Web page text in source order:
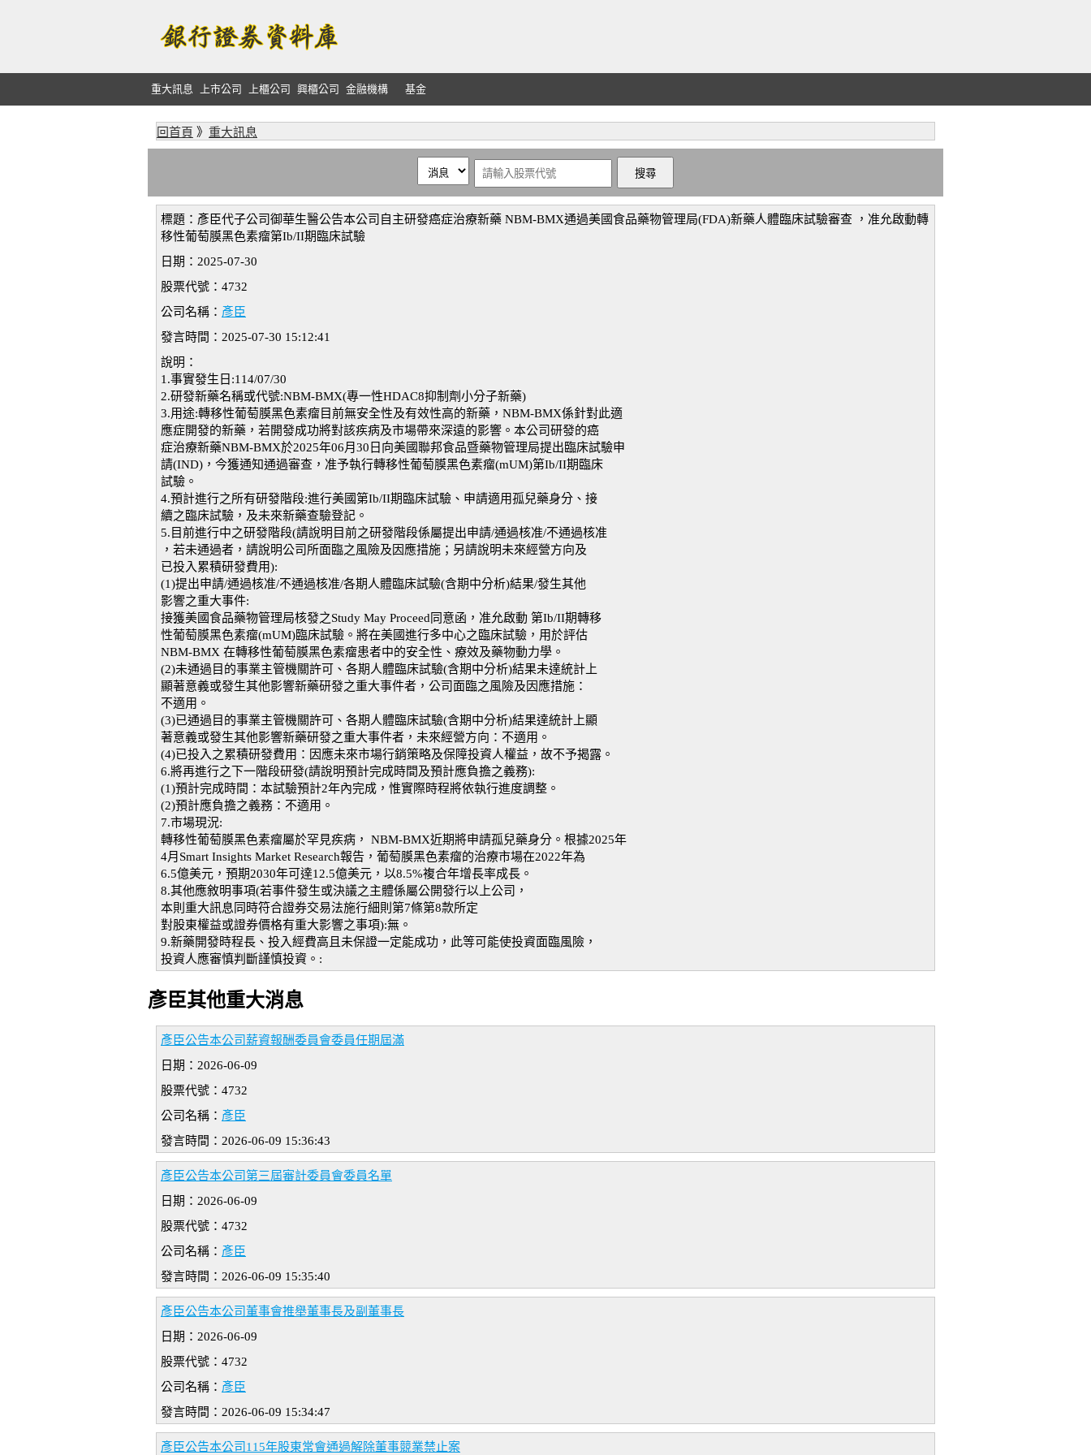
重大訊息 上市公司 上櫃公司 興櫃公司 金融機構 基金
回首頁 》 重大訊息
標題：彥臣代子公司御華生醫公告本公司自主研發癌症治療新藥 NBM-BMX通過美國食品藥物管理局(FDA)新藥人體臨床試驗審查 ，准允啟動轉
移性葡萄膜黑色素瘤第Ib/II期臨床試驗
日期：2025-07-30
股票代號：4732
公司名稱： 彥臣
發言時間：2025-07-30 15:12:41
說明：
1.事實發生日:114/07/30
2.研發新藥名稱或代號:NBM-BMX(專一性HDAC8抑制劑小分子新藥)
3.用途:轉移性葡萄膜黑色素瘤目前無安全性及有效性高的新藥，NBM-BMX係針對此適
應症開發的新藥，若開發成功將對該疾病及市場帶來深遠的影響。本公司研發的癌
症治療新藥NBM-BMX於2025年06月30日向美國聯邦食品暨藥物管理局提出臨床試驗申
請(IND)，今獲通知通過審查，准予執行轉移性葡萄膜黑色素瘤(mUM)第Ib/II期臨床
試驗。
4.預計進行之所有研發階段:進行美國第Ib/II期臨床試驗、申請適用孤兒藥身分、接
續之臨床試驗，及未來新藥查驗登記。
5.目前進行中之研發階段(請說明目前之研發階段係屬提出申請/通過核准/不通過核准
，若未通過者，請說明公司所面臨之風險及因應措施；另請說明未來經營方向及
已投入累積研發費用):
(1)提出申請/通過核准/不通過核准/各期人體臨床試驗(含期中分析)結果/發生其他
影響之重大事件:
接獲美國食品藥物管理局核發之Study May Proceed同意函，准允啟動 第Ib/II期轉移
性葡萄膜黑色素瘤(mUM)臨床試驗。將在美國進行多中心之臨床試驗，用於評估
NBM-BMX 在轉移性葡萄膜黑色素瘤患者中的安全性、療效及藥物動力學。
(2)未通過目的事業主管機關許可、各期人體臨床試驗(含期中分析)結果未達統計上
顯著意義或發生其他影響新藥研發之重大事件者，公司面臨之風險及因應措施：
不適用。
(3)已通過目的事業主管機關許可、各期人體臨床試驗(含期中分析)結果達統計上顯
著意義或發生其他影響新藥研發之重大事件者，未來經營方向：不適用。
(4)已投入之累積研發費用：因應未來市場行銷策略及保障投資人權益，故不予揭露。
6.將再進行之下一階段研發(請說明預計完成時間及預計應負擔之義務):
(1)預計完成時間：本試驗預計2年內完成，惟實際時程將依執行進度調整。
(2)預計應負擔之義務：不適用。
7.市場現況:
轉移性葡萄膜黑色素瘤屬於罕見疾病， NBM-BMX近期將申請孤兒藥身分。根據2025年
4月Smart Insights Market Research報告，葡萄膜黑色素瘤的治療市場在2022年為
6.5億美元，預期2030年可達12.5億美元，以8.5%複合年增長率成長。
8.其他應敘明事項(若事件發生或決議之主體係屬公開發行以上公司，
本則重大訊息同時符合證券交易法施行細則第7條第8款所定
對股東權益或證券價格有重大影響之事項):無。
9.新藥開發時程長、投入經費高且未保證一定能成功，此等可能使投資面臨風險，
投資人應審慎判斷謹慎投資。:
彥臣其他重大消息
彥臣公告本公司薪資報酬委員會委員任期屆滿
日期：2026-06-09
股票代號：4732
公司名稱： 彥臣
發言時間：2026-06-09 15:36:43
彥臣公告本公司第三屆審計委員會委員名單
日期：2026-06-09
股票代號：4732
公司名稱： 彥臣
發言時間：2026-06-09 15:35:40
彥臣公告本公司董事會推舉董事長及副董事長
日期：2026-06-09
股票代號：4732
公司名稱： 彥臣
發言時間：2026-06-09 15:34:47
彥臣公告本公司115年股東常會通過解除董事競業禁止案